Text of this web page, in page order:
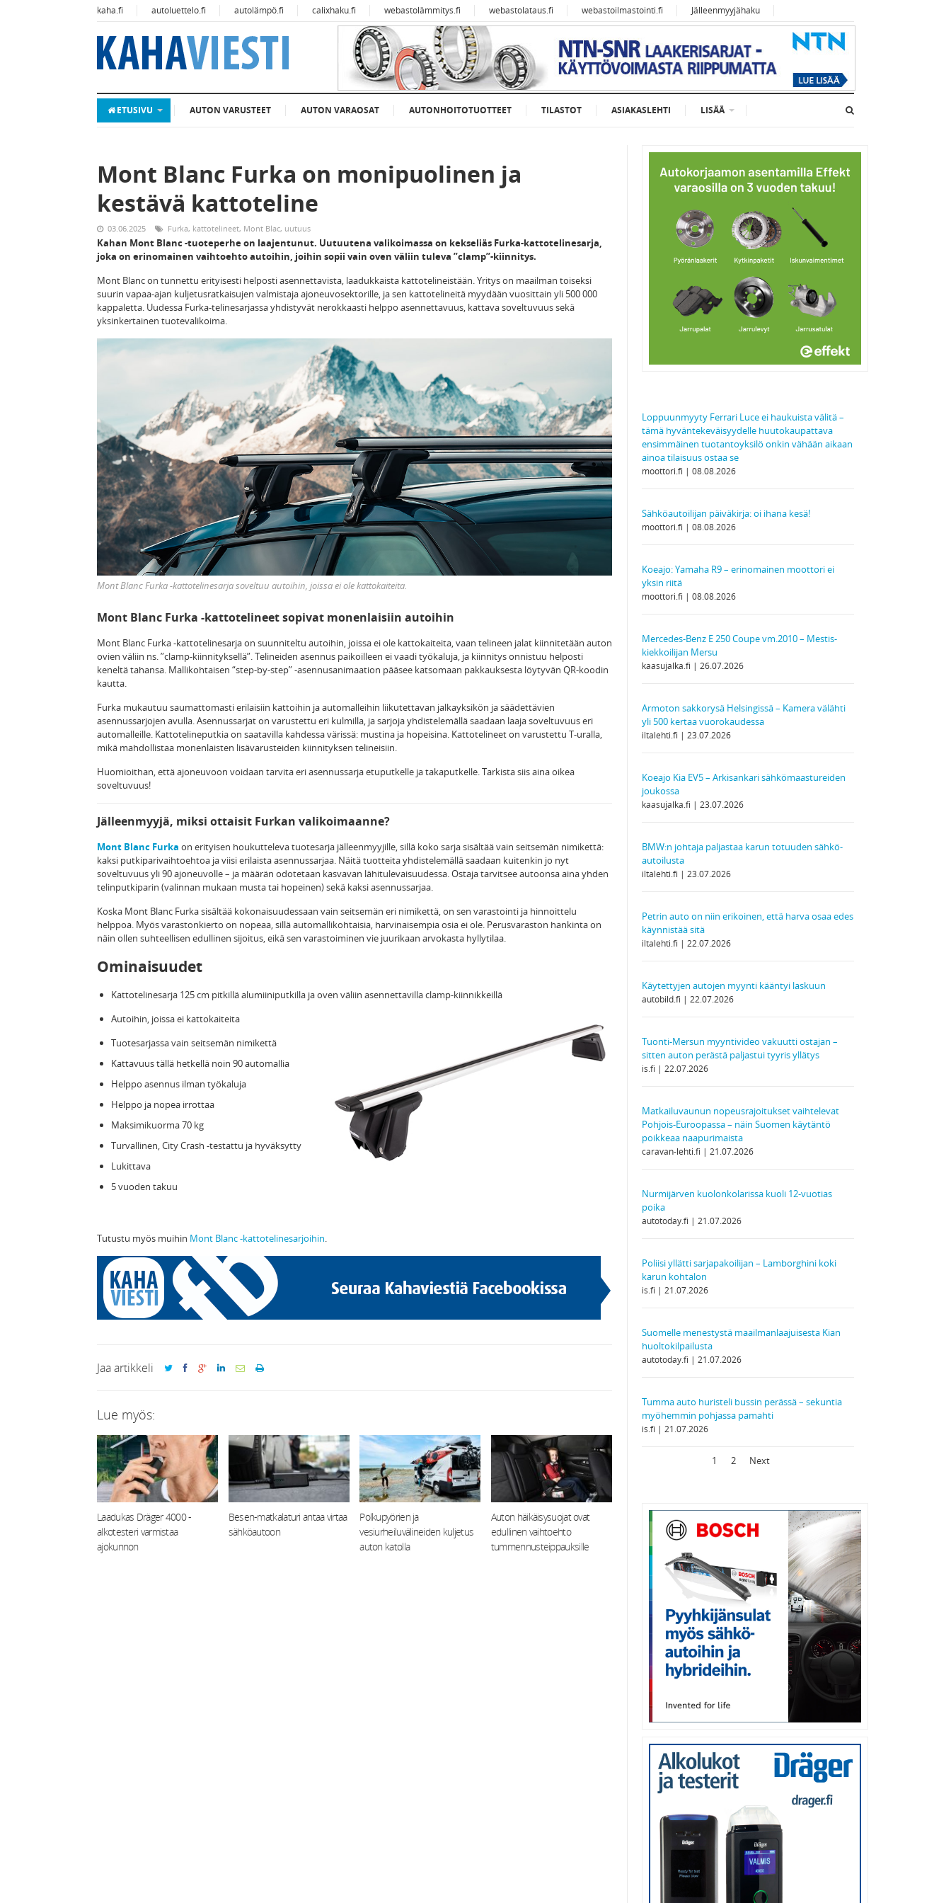
kaha.fi autoluettelo.fi autolämpö.fi calixhaku.fi webastolämmitys.fi webastolataus.fi webastoilmastointi.fi Jälleenmyyjähaku
ETUSIVU AUTON VARUSTEET AUTON VARAOSAT AUTONHOITOTUOTTEET TILASTOT ASIAKASLEHTI LISÄÄ
Mont Blanc Furka on monipuolinen ja
kestävä kattoteline
03.06.2025 Furka, kattotelineet, Mont Blac, uutuus
Kahan Mont Blanc -tuoteperhe on laajentunut. Uutuutena valikoimassa on kekseliäs Furka-kattotelinesarja,
joka on erinomainen vaihtoehto autoihin, joihin sopii vain oven väliin tuleva ”clamp”-kiinnitys.
Mont Blanc on tunnettu erityisesti helposti asennettavista, laadukkaista kattotelineistään. Yritys on maailman toiseksi
suurin vapaa-ajan kuljetusratkaisujen valmistaja ajoneuvosektorille, ja sen kattotelineitä myydään vuosittain yli 500 000
kappaletta. Uudessa Furka-telinesarjassa yhdistyvät nerokkaasti helppo asennettavuus, kattava soveltuvuus sekä
yksinkertainen tuotevalikoima.
Mont Blanc Furka -kattotelinesarja soveltuu autoihin, joissa ei ole kattokaiteita.
Mont Blanc Furka -kattotelineet sopivat monenlaisiin autoihin
Mont Blanc Furka -kattotelinesarja on suunniteltu autoihin, joissa ei ole kattokaiteita, vaan telineen jalat kiinnitetään auton
ovien väliin ns. ”clamp-kiinnityksellä”. Telineiden asennus paikoilleen ei vaadi työkaluja, ja kiinnitys onnistuu helposti
keneltä tahansa. Mallikohtaisen “step-by-step” -asennusanimaation pääsee katsomaan pakkauksesta löytyvän QR-koodin
kautta.
Furka mukautuu saumattomasti erilaisiin kattoihin ja automalleihin liikutettavan jalkayksikön ja säädettävien
asennussarjojen avulla. Asennussarjat on varustettu eri kulmilla, ja sarjoja yhdistelemällä saadaan laaja soveltuvuus eri
automalleille. Kattotelineputkia on saatavilla kahdessa värissä: mustina ja hopeisina. Kattotelineet on varustettu T-uralla,
mikä mahdollistaa monenlaisten lisävarusteiden kiinnityksen telineisiin.
Huomioithan, että ajoneuvoon voidaan tarvita eri asennussarja etuputkelle ja takaputkelle. Tarkista siis aina oikea
soveltuvuus!
Jälleenmyyjä, miksi ottaisit Furkan valikoimaanne?
Mont Blanc Furka on erityisen houkutteleva tuotesarja jälleenmyyjille, sillä koko sarja sisältää vain seitsemän nimikettä:
kaksi putkiparivaihtoehtoa ja viisi erilaista asennussarjaa. Näitä tuotteita yhdistelemällä saadaan kuitenkin jo nyt
soveltuvuus yli 90 ajoneuvolle – ja määrän odotetaan kasvavan lähitulevaisuudessa. Ostaja tarvitsee autoonsa aina yhden
telinputkiparin (valinnan mukaan musta tai hopeinen) sekä kaksi asennussarjaa.
Koska Mont Blanc Furka sisältää kokonaisuudessaan vain seitsemän eri nimikettä, on sen varastointi ja hinnoittelu
helppoa. Myös varastonkierto on nopeaa, sillä automallikohtaisia, harvinaisempia osia ei ole. Perusvaraston hankinta on
näin ollen suhteellisen edullinen sijoitus, eikä sen varastoiminen vie juurikaan arvokasta hyllytilaa.
Ominaisuudet
Kattotelinesarja 125 cm pitkillä alumiiniputkilla ja oven väliin asennettavilla clamp-kiinnikkeillä
Autoihin, joissa ei kattokaiteita
Tuotesarjassa vain seitsemän nimikettä
Kattavuus tällä hetkellä noin 90 automallia
Helppo asennus ilman työkaluja
Helppo ja nopea irrottaa
Maksimikuorma 70 kg
Turvallinen, City Crash -testattu ja hyväksytty
Lukittava
5 vuoden takuu
Tutustu myös muihin Mont Blanc -kattotelinesarjoihin.
Jaa artikkeli
Lue myös:
Laadukas Dräger 4000 -
alkotesteri varmistaa
ajokunnon
Besen-matkalaturi antaa virtaa
sähköautoon
Polkupyörien ja
vesiurheiluvälineiden kuljetus
auton katolla
Auton häikäisysuojat ovat
edullinen vaihtoehto
tummennusteippauksille
Loppuunmyyty Ferrari Luce ei haukuista välitä –
tämä hyväntekeväisyydelle huutokaupattava
ensimmäinen tuotantoyksilö onkin vähään aikaan
ainoa tilaisuus ostaa se
moottori.fi 08.08.2026
Sähköautoilijan päiväkirja: oi ihana kesä!
moottori.fi 08.08.2026
Koeajo: Yamaha R9 – erinomainen moottori ei
yksin riitä
moottori.fi 08.08.2026
Mercedes-Benz E 250 Coupe vm.2010 – Mestis-
kiekkoilijan Mersu
kaasujalka.fi 26.07.2026
Armoton sakkorysä Helsingissä – Kamera välähti
yli 500 kertaa vuorokaudessa
iltalehti.fi 23.07.2026
Koeajo Kia EV5 – Arkisankari sähkömaastureiden
joukossa
kaasujalka.fi 23.07.2026
BMW:n johtaja paljastaa karun totuuden sähkö­
autoilusta
iltalehti.fi 23.07.2026
Petrin auto on niin erikoinen, että harva osaa edes
käynnistää sitä
iltalehti.fi 22.07.2026
Käytettyjen autojen myynti kääntyi laskuun
autobild.fi 22.07.2026
Tuonti-Mersun myyntivideo vakuutti ostajan –
sitten auton perästä paljastui tyyris yllätys
is.fi 22.07.2026
Matkailuvaunun nopeusrajoitukset vaihtelevat
Pohjois-Euroopassa – näin Suomen käytäntö
poikkeaa naapurimaista
caravan-lehti.fi 21.07.2026
Nurmijärven kuolonkolarissa kuoli 12-vuotias
poika
autotoday.fi 21.07.2026
Poliisi yllätti sarjapakoilijan – Lamborghini koki
karun kohtalon
is.fi 21.07.2026
Suomelle menestystä maailmanlaajuisesta Kian
huoltokilpailusta
autotoday.fi 21.07.2026
Tumma auto huristeli bussin perässä – sekuntia
myöhemmin pohjassa pamahti
is.fi 21.07.2026
1 2 Next